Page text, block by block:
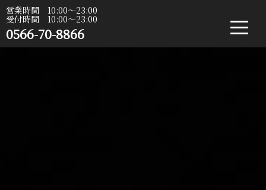
営業時間 10:00〜23:00
受付時間 10:00〜23:00
0566-70-8866